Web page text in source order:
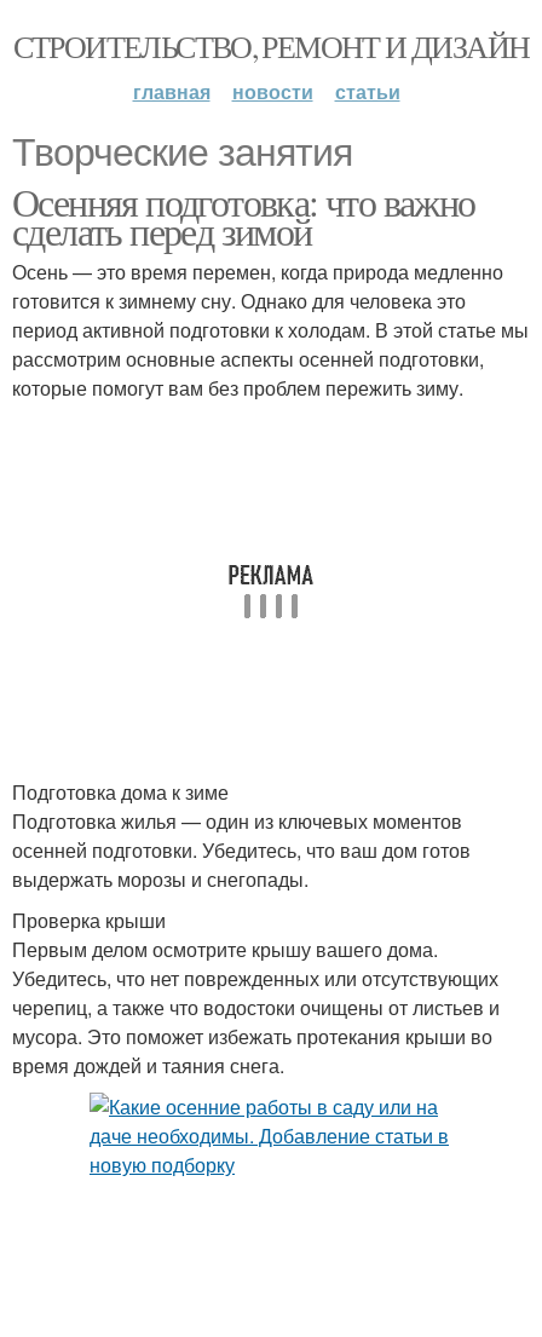
СТРОИТЕЛЬСТВО, РЕМОНТ И ДИЗАЙН
главная новости статьи
Творческие занятия
Осенняя подготовка: что важно
сделать перед зимой
Осень — это время перемен, когда природа медленно
готовится к зимнему сну. Однако для человека это
период активной подготовки к холодам. В этой статье мы
рассмотрим основные аспекты осенней подготовки,
которые помогут вам без проблем пережить зиму.
Подготовка дома к зиме
Подготовка жилья — один из ключевых моментов
осенней подготовки. Убедитесь, что ваш дом готов
выдержать морозы и снегопады.
Проверка крыши
Первым делом осмотрите крышу вашего дома.
Убедитесь, что нет поврежденных или отсутствующих
черепиц, а также что водостоки очищены от листьев и
мусора. Это поможет избежать протекания крыши во
время дождей и таяния снега.